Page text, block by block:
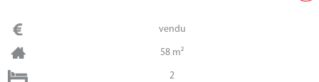
vendu
58 m²
2